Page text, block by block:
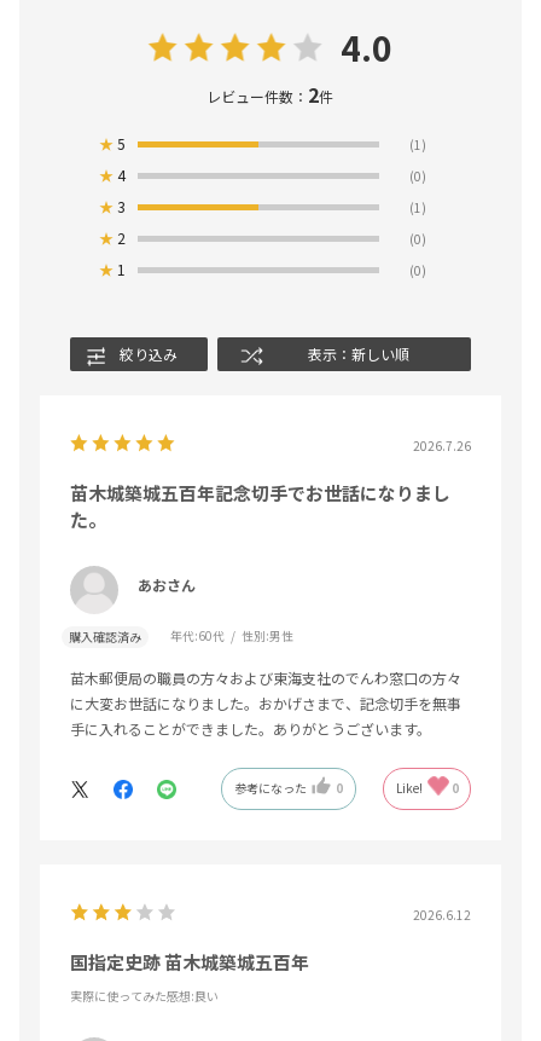
4.0
レビュー件数： 2件
★5 (1)
★4 (0)
★3 (1)
★ 2 (0)
★ 1 (0)
絞り込み 表示：新しい順
2026.7.26
苗木城築城五百年記念切手でお世話になりまし
た。
あおさん
購入確認済み 年代:60代 性別:男性
苗木郵便局の職員の方々および東海支社のでんわ窓口の方々
に大変お世話になりました。おかげさまで、記念切手を無事
手に入れることができました。ありがとうございます。
参考になった 0 Like! 0
2026.6.12
国指定史跡 苗木城築城五百年
実際に使ってみた感想:良い